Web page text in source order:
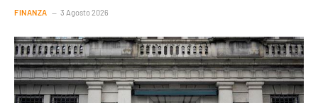
FINANZA 3 Agosto 2026